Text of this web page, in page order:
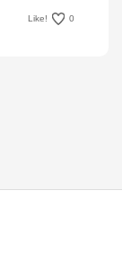
Like! 0